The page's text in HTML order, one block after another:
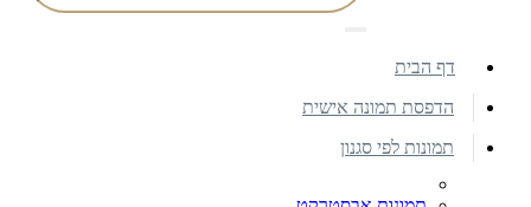
דף הבית
הדפסת תמונה אישית
תמונות לפי סגנון